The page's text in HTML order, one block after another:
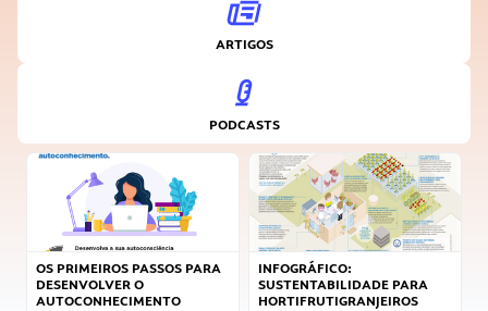
ARTIGOS
PODCASTS
OS PRIMEIROS PASSOS PARA
DESENVOLVER O
AUTOCONHECIMENTO
INFOGRÁFICO:
SUSTENTABILIDADE PARA
HORTIFRUTIGRANJEIROS